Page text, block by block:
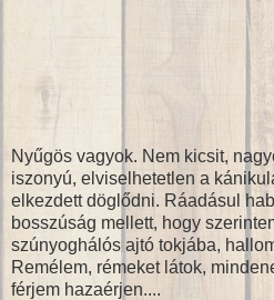
Nyűgös vagyok. Nem kicsit,
iszonyú, elviselhetetlen a
elkezdett döglődni. Ráadásul
bosszúság mellett, hogy
szúnyoghálós ajtó tokjába,
Remélem, rémeket látok,
férjem hazaérjen....